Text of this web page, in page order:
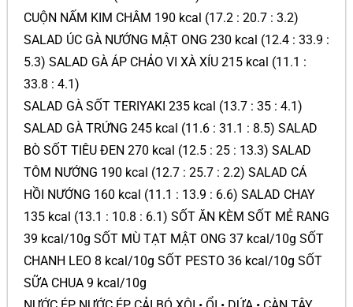
CUỘN NẤM KIM CHÂM 190 kcal (17.2 : 20.7 : 3.2)
SALAD ÚC GÀ NƯỚNG MẬT ONG 230 kcal (12.4 : 33.9 :
5.3) SALAD GÀ ÁP CHẢO VI XÀ XÍU 215 kcal (11.1 :
33.8 : 4.1)
SALAD GÀ SỐT TERIYAKI 235 kcal (13.7 : 35 : 4.1)
SALAD GÀ TRỨNG 245 kcal (11.6 : 31.1 : 8.5) SALAD
BÒ SỐT TIÊU ĐEN 270 kcal (12.5 : 25 : 13.3) SALAD
TÔM NƯỚNG 190 kcal (12.7 : 25.7 : 2.2) SALAD CÁ
HỒI NƯỚNG 160 kcal (11.1 : 13.9 : 6.6) SALAD CHAY
135 kcal (13.1 : 10.8 : 6.1) SỐT ĂN KÈM SỐT MẺ RANG
39 kcal/10g SỐT MÙ TẠT MẬT ONG 37 kcal/10g SỐT
CHANH LEO 8 kcal/10g SỐT PESTO 36 kcal/10g SỐT
SỮA CHUA 9 kcal/10g